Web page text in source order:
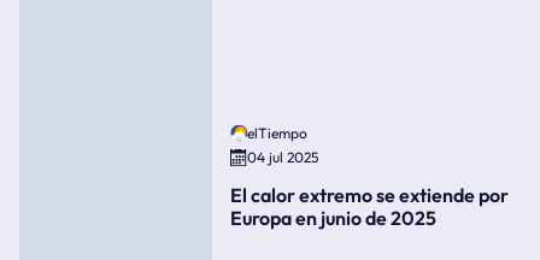
elTiempo
04 jul 2025
El calor extremo se extiende por
Europa en junio de 2025